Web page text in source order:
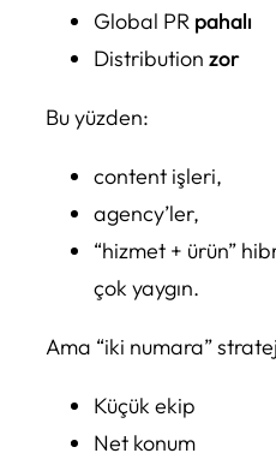
Global PR pahalı
Distribution zor
Bu yüzden:
content işleri,
agency’ler,
“hizmet + ürün”
çok yaygın.
Ama “iki numara”
Küçük ekip
Net konum